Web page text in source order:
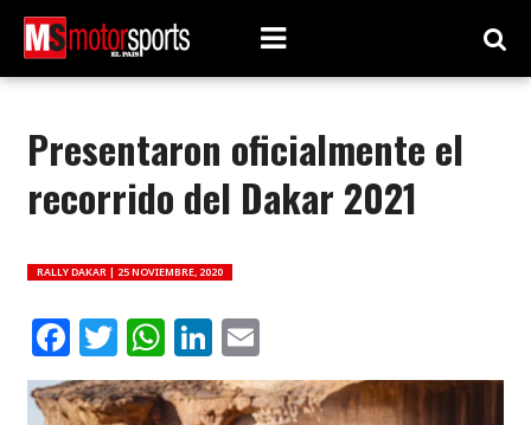
Presentaron oficialmente el
recorrido del Dakar 2021
RALLY DAKAR | 25 NOVIEMBRE, 2020
Facebook
Twitter
WhatsApp
LinkedIn
Email